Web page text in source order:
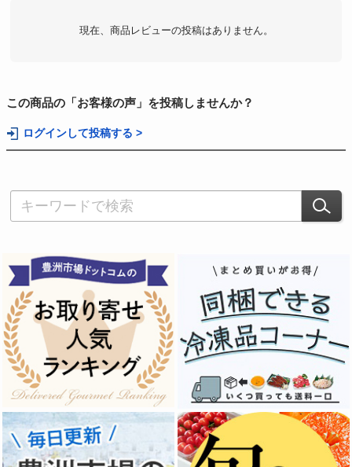
現在、商品レビューの投稿はありません。
この商品の「お客様の声」を投稿しませんか？
ログインして投稿する >